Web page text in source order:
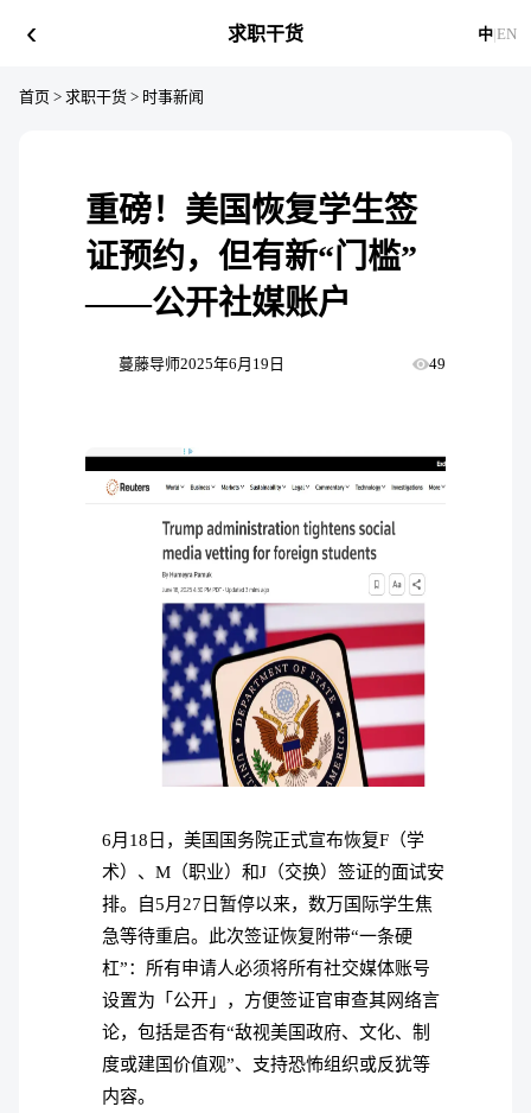
‹ 求职干货 中|EN
首页 > 求职干货 > 时事新闻
重磅！美国恢复学生签
证预约，但有新“门槛”
——公开社媒账户
蔓藤导师2025年6月19日 49
6月18日，美国国务院正式宣布恢复F（学
术）、M（职业）和J（交换）签证的面试安
排。自5月27日暂停以来，数万国际学生焦
急等待重启。此次签证恢复附带“一条硬
杠”：所有申请人必须将所有社交媒体账号
设置为「公开」，方便签证官审查其网络言
论，包括是否有“敌视美国政府、文化、制
度或建国价值观”、支持恐怖组织或反犹等
内容。